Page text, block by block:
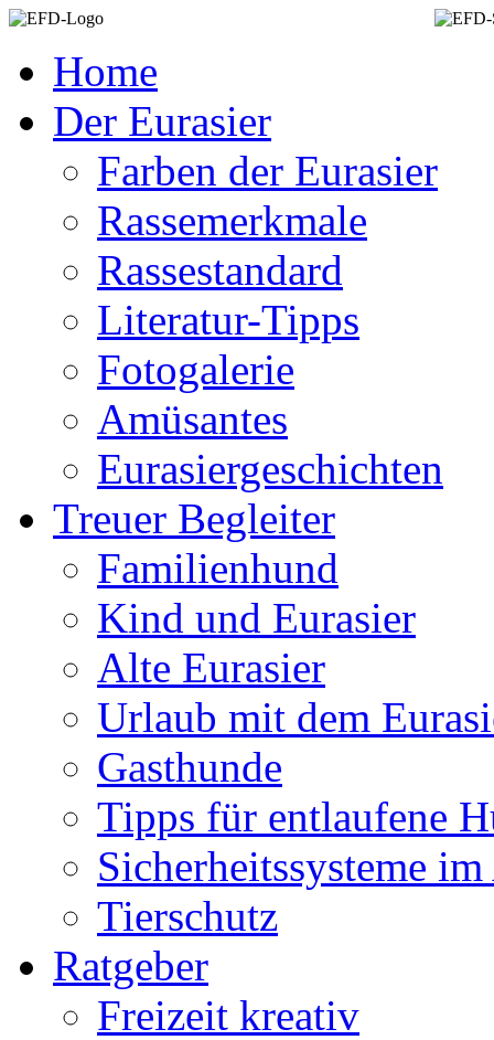
Home
Der Eurasier
Farben der Eurasier
Rassemerkmale
Rassestandard
Literatur-Tipps
Fotogalerie
Amüsantes
Eurasiergeschichten
Treuer Begleiter
Familienhund
Kind und Eurasier
Alte Eurasier
Urlaub mit dem
Gasthunde
Tipps für entlaufene
Sicherheitssysteme
Tierschutz
Ratgeber
Freizeit kreativ